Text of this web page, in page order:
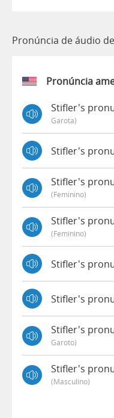
Pronúncia de áudio
Pronúncia
Stifler's
Garota)
Stifler's
Stifler's
(feminino)
Stifler's
(feminino)
Stifler's
Stifler's
Stifler's
Garoto)
Stifler's
(masculino)